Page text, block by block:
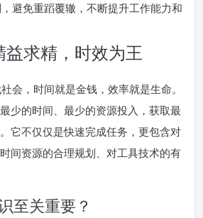
避免重蹈覆辙，不断提升工作能力和
求精，时效为王
会，时间就是金钱，效率就是生命。
少的时间、最少的资源投入，获取最
它不仅仅是快速完成任务，更包含对
间资源的合理规划、对工具技术的有
至关重要？